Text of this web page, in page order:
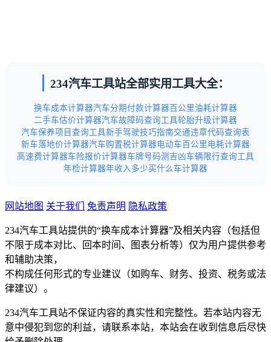
234汽车工具站全部实用工具大全：
换车成本计算器汽车分期付款计算器百公里油耗计算器
二手车估价计算器汽车故障码查询工具轮胎升级计算器
汽车保养项目查询工具新手驾驶技巧指南交通违章代码查询表
新车落地价计算器汽车购置税计算器电动车百公里电耗计算器
高速费计算器车险报价计算器车牌号码测吉凶车辆限行查询工具
年检计算器年收入多少买什么车计算器
网站地图 关于我们 免责声明 隐私政策
234汽车工具站提供的“换车成本计算器”及相关内容（包括但
不限于成本对比、回本时间、图表分析等）仅为用户提供参考
和辅助决策，
不构成任何形式的专业建议（如购车、财务、投资、税务或法
律建议）。
234汽车工具站不保证内容的真实性和完整性。若本站内容无
意中侵犯到您的利益，请联系本站，本站会在收到信息后尽快